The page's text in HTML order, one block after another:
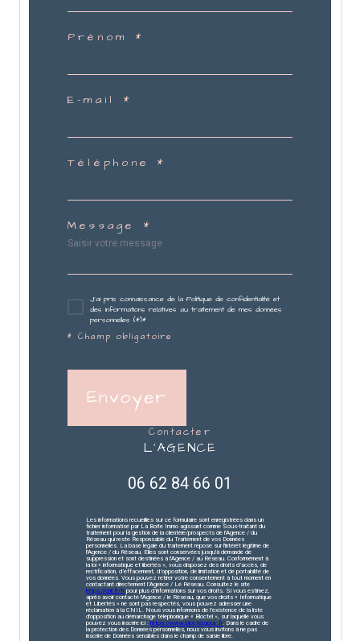
Prénom *
E-mail *
Téléphone *
Message *
J'ai pris connaissance de la Politique de confidentialité et
des informations relatives au traitement de mes données
personnelles (*)*
* Champ obligatoire
Envoyer
contacter
L'AGENCE
06 62 84 66 01
Les informations recueillies sur ce formulaire sont enregistrées dans un
fichier informatisé par La Boite Immo agissant comme Sous-traitant du
traitement pour la gestion de la clientèle/prospects de l'Agence / du
Réseau qui reste Responsable du Traitement de vos Données
personnelles. La base légale du traitement repose sur l'intérêt légitime de
l'Agence / du Réseau. Elles sont conservées jusqu'à demande de
suppression et sont destinées à l'Agence / au Réseau. Conformément à
la loi « informatique et libertés », vous disposez des droits d’accès, de
rectification, d’effacement, d’opposition, de limitation et de portabilité de
vos données. Vous pouvez retirer votre consentement à tout moment en
contactant directement l’Agence / Le Réseau. Consultez le site
https://cnil.fr/fr pour plus d’informations sur vos droits. Si vous estimez,
après avoir contacté l'Agence / le Réseau, que vos droits « Informatique
et Libertés » ne sont pas respectés, vous pouvez adresser une
réclamation à la CNIL. Nous vous informons de l’existence de la liste
d'opposition au démarchage téléphonique « Bloctel », sur laquelle vous
pouvez vous inscrire ici :https://www.bloctel.gouv.fr. Dans le cadre de
la protection des Données personnelles, nous vous invitons à ne pas
inscrire de Données sensibles dans le champ de saisie libre.